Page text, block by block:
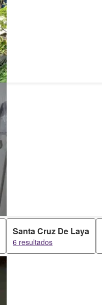
Santa Cruz De Laya
6 resultados